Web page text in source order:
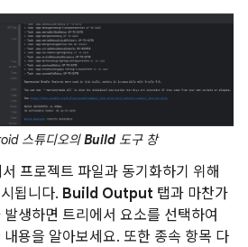
스튜디오의Build도구 창
프로젝트 파일과 동기화하기 위해
됩니다. Build Output 탭과 마찬가
생하면 트리에서 요소를 선택하여
용을 알아보세요. 또한 종속 항목 다